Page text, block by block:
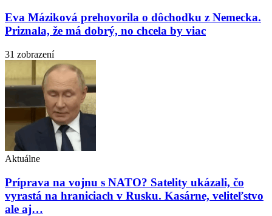
Eva Máziková prehovorila o dôchodku z Nemecka.
Priznala, že má dobrý, no chcela by viac
31 zobrazení
Aktuálne
Príprava na vojnu s NATO? Satelity ukázali, čo
vyrastá na hraniciach v Rusku. Kasárne, veliteľstvo
ale aj…